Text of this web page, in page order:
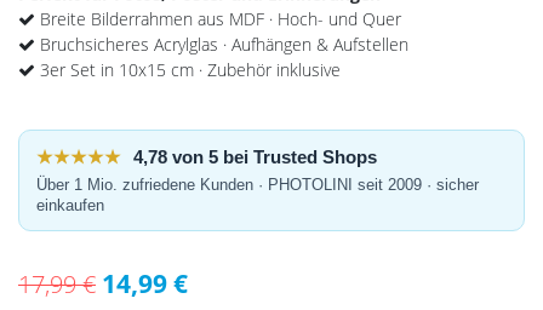
Breite Bilderrahmen aus MDF · Hoch- und Quer
Bruchsicheres Acrylglas · Aufhängen & Aufstellen
3er Set in 10x15 cm · Zubehör inklusive
★★★★★ 4,78 von 5 bei Trusted Shops
Über 1 Mio. zufriedene Kunden · PHOTOLINI seit 2009 · sicher
einkaufen
17,99 € 14,99 €